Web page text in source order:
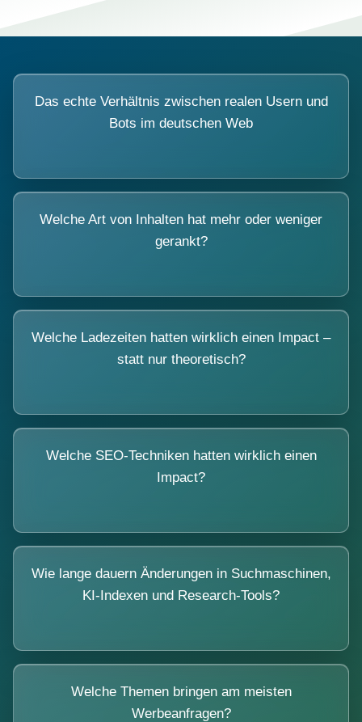
Das echte Verhältnis zwischen realen Usern und
Bots im deutschen Web
Welche Art von Inhalten hat mehr oder weniger
gerankt?
Welche Ladezeiten hatten wirklich einen Impact –
statt nur theoretisch?
Welche SEO-Techniken hatten wirklich einen
Impact?
Wie lange dauern Änderungen in Suchmaschinen,
KI-Indexen und Research-Tools?
Welche Themen bringen am meisten
Werbeanfragen?